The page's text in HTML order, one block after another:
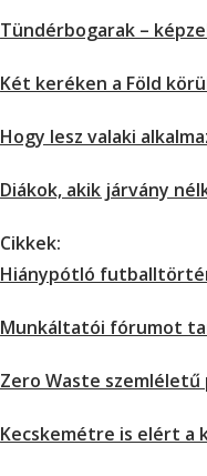
Tündérbogarak –
Két keréken a Föld
Hogy lesz valaki
Diákok, akik járvány
Cikkek:
Hiánypótló
Munkáltatói fórumot
Zero Waste szemléletű
Kecskemétre is elért a